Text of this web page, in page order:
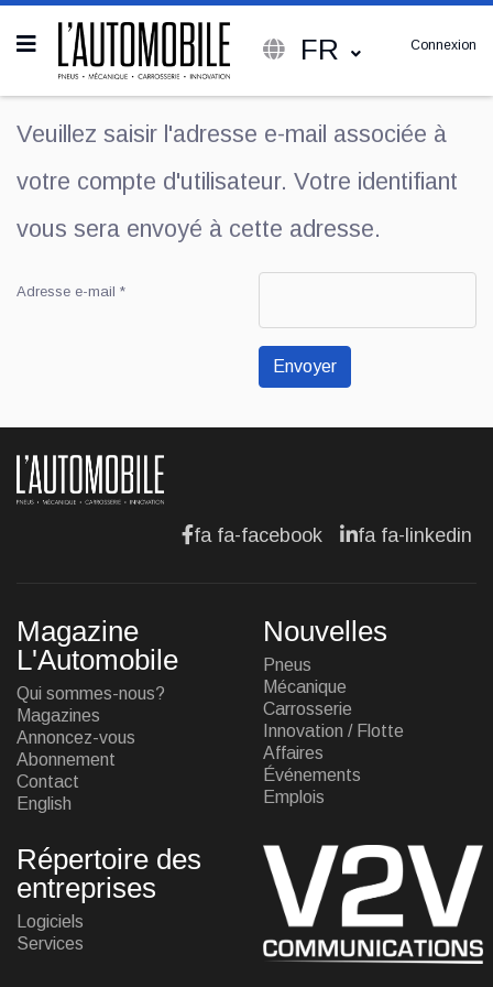
FR Connexion
Veuillez saisir l'adresse e-mail associée à
votre compte d'utilisateur. Votre identifiant
vous sera envoyé à cette adresse.
Adresse e-mail *
Envoyer
fa fa-facebook fa fa-linkedin
Magazine
L'Automobile
Qui sommes-nous?
Magazines
Annoncez-vous
Abonnement
Contact
English
Nouvelles
Pneus
Mécanique
Carrosserie
Innovation / Flotte
Affaires
Événements
Emplois
Répertoire des
entreprises
Logiciels
Services